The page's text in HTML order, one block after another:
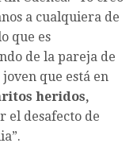
a cualquiera de
que es
de la pareja de
que está en
heridos,
el desafecto de